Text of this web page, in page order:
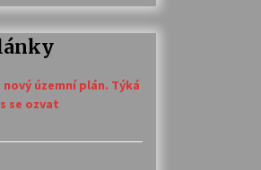
územní plán. Týká
se ozvat